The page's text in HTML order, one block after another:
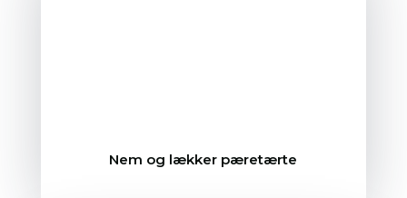
Nem og lækker pæretærte